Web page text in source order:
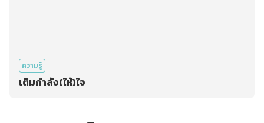
ความรู้
เติมกำลัง(ให้)ใจ